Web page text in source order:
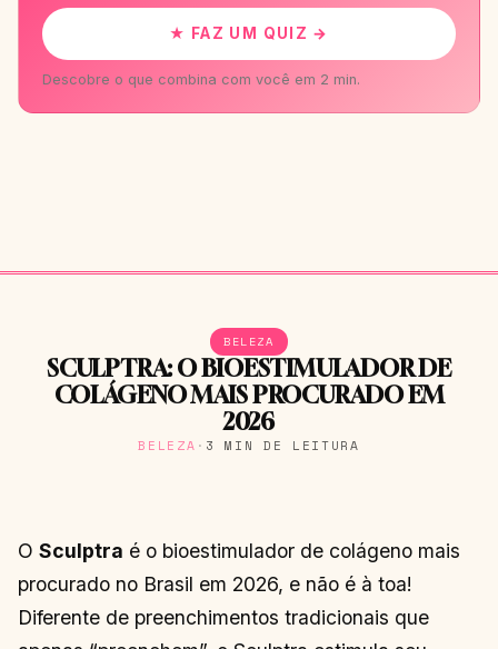
★ FAZ UM QUIZ →
Descobre o que combina com você em 2 min.
BELEZA
SCULPTRA: O BIOESTIMULADOR DE
COLÁGENO MAIS PROCURADO EM
2026
BELEZA · 3 MIN DE LEITURA
O Sculptra é o bioestimulador de colágeno mais
procurado no Brasil em 2026, e não é à toa!
Diferente de preenchimentos tradicionais que